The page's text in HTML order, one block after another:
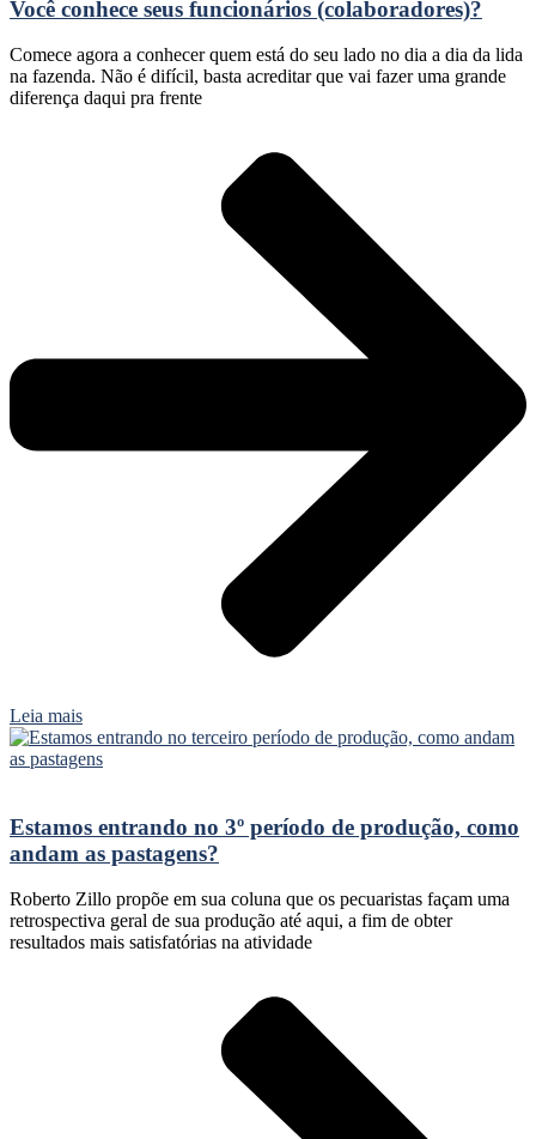
Você conhece seus funcionários (colaboradores)?
Comece agora a conhecer quem está do seu lado no dia a dia da lida
na fazenda. Não é difícil, basta acreditar que vai fazer uma grande
diferença daqui pra frente
Leia mais
Estamos entrando no 3º período de produção, como
andam as pastagens?
Roberto Zillo propõe em sua coluna que os pecuaristas façam uma
retrospectiva geral de sua produção até aqui, a fim de obter
resultados mais satisfatórias na atividade